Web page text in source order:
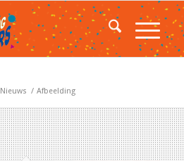
Nieuws / Afbeelding